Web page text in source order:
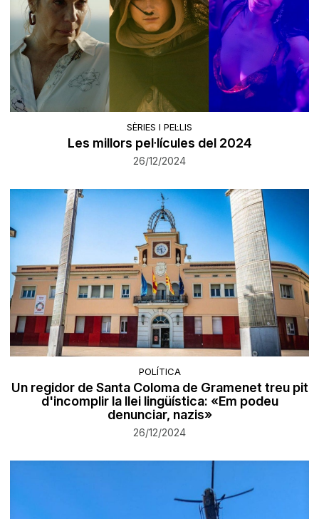
SÈRIES I PEL·LIS
Les millors pel·lícules del 2024
26/12/2024
POLÍTICA
Un regidor de Santa Coloma de Gramenet treu pit
d'incomplir la llei lingüística: «Em podeu
denunciar, nazis»
26/12/2024